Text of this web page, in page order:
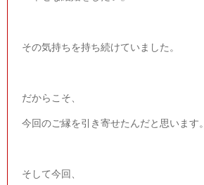
その気持ちを持ち続けていました。
だからこそ、
今回のご縁を引き寄せたんだと思います。
そして今回、